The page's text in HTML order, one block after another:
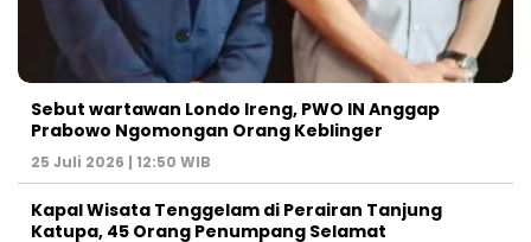
Sebut wartawan Londo Ireng, PWO IN Anggap
Prabowo Ngomongan Orang Keblinger
25 Juli 2026 | 12:50 WIB
Kapal Wisata Tenggelam di Perairan Tanjung
Katupa, 45 Orang Penumpang Selamat